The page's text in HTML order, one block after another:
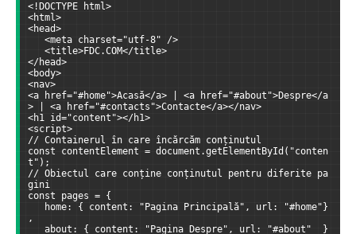
<!DOCTYPE html>
<html>
<head>
<meta charset="utf-8" />
<title>FDC.COM</title>
</head>
<body>
<nav>
<a href="#home">Acasă</a> | <a href="#about">Despre</a
> | <a href="#contacts">Contacte</a></nav>
<h1 id="content"></h1>
<script>
// Containerul în care încărcăm conținutul
const contentElement = document.getElementById("conten
t");
// Obiectul care conține conținutul pentru diferite pa
gini
const pages = {
home: { content: "Pagina Principală", url: "#home"}
,
about: { content: "Pagina Despre", url: "#about"  }